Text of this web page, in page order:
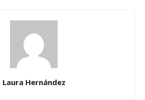
Laura Hernández